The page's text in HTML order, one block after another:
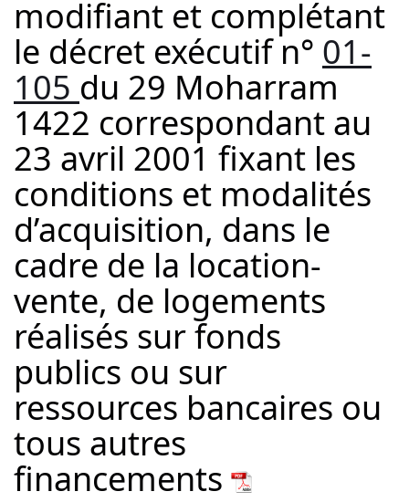
modifiant et complétant
le décret exécutif n° 01-
105 du 29 Moharram
1422 correspondant au
23 avril 2001 fixant les
conditions et modalités
d’acquisition, dans le
cadre de la location-
vente, de logements
réalisés sur fonds
publics ou sur
ressources bancaires ou
tous autres
financements